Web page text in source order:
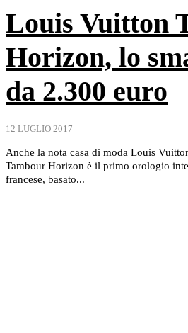
Louis Vuitton
Horizon, lo
da 2.300 euro
12 LUGLIO 2017
Anche la nota casa di moda Louis
Tambour Horizon è il primo orologio
francese, basato...